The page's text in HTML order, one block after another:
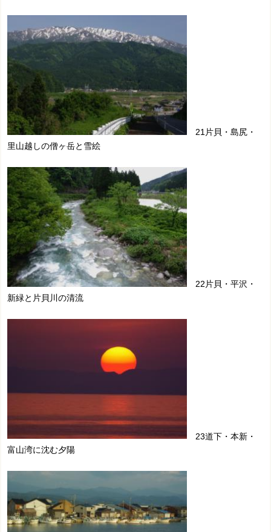
21片貝・島尻・
里山越しの僧ヶ岳と雪絵
22片貝・平沢・
新緑と片貝川の清流
23道下・本新・
富山湾に沈む夕陽